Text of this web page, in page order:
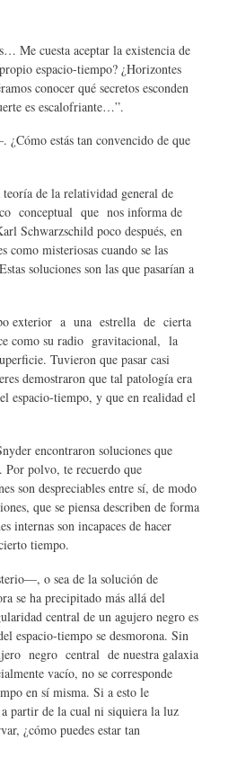
Me cuesta aceptar la existencia de
espacio-tiempo? ¿Horizontes
conocer qué secretos esconden
es escalofriante…”.
estás tan convencido de que
de la relatividad general de
conceptual que nos informa de
Schwarzschild poco después, en
como misteriosas cuando se las
soluciones son las que pasarían a
exterior a una estrella de cierta
como su radio gravitacional, la
Tuvieron que pasar casi
demostraron que tal patología era
espacio-tiempo, y que en realidad el
encontraron soluciones que
Por polvo, te recuerdo que
son despreciables entre sí, de modo
que se piensa describen de forma
internas son incapaces de hacer
tiempo.
o sea de la solución de
se ha precipitado más allá del
central de un agujero negro es
espacio-tiempo se desmorona. Sin
negro central de nuestra galaxia
vacío, no se corresponde
en sí misma. Si a esto le
partir de la cual ni siquiera la luz
¿cómo puedes estar tan